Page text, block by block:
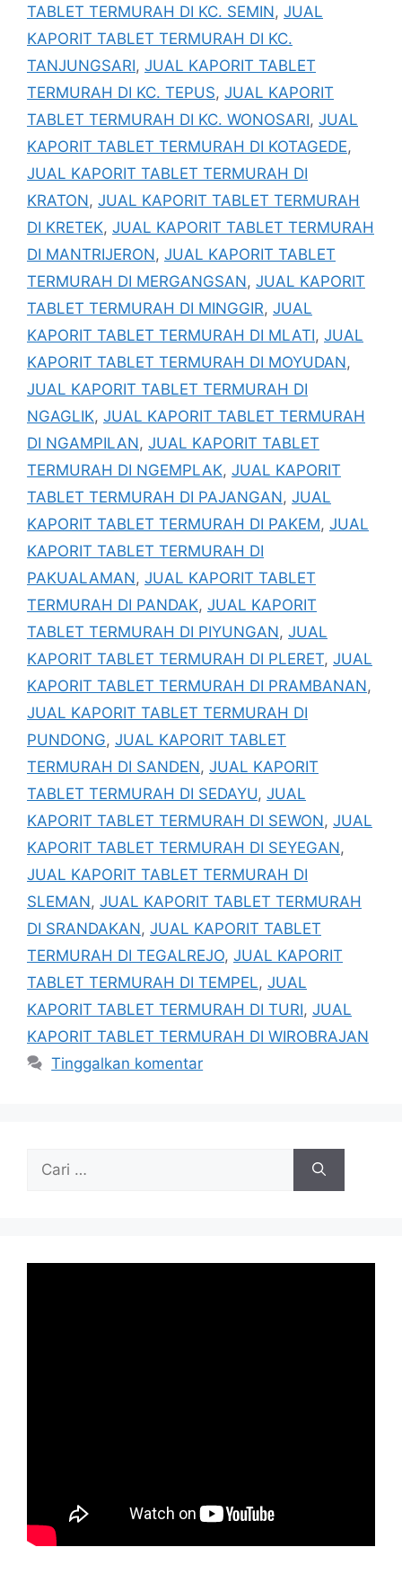
TABLET TERMURAH DI KC. SEMIN, JUAL
KAPORIT TABLET TERMURAH DI KC.
TANJUNGSARI, JUAL KAPORIT TABLET
TERMURAH DI KC. TEPUS, JUAL KAPORIT
TABLET TERMURAH DI KC. WONOSARI, JUAL
KAPORIT TABLET TERMURAH DI KOTAGEDE,
JUAL KAPORIT TABLET TERMURAH DI
KRATON, JUAL KAPORIT TABLET TERMURAH
DI KRETEK, JUAL KAPORIT TABLET TERMURAH
DI MANTRIJERON, JUAL KAPORIT TABLET
TERMURAH DI MERGANGSAN, JUAL KAPORIT
TABLET TERMURAH DI MINGGIR, JUAL
KAPORIT TABLET TERMURAH DI MLATI, JUAL
KAPORIT TABLET TERMURAH DI MOYUDAN,
JUAL KAPORIT TABLET TERMURAH DI
NGAGLIK, JUAL KAPORIT TABLET TERMURAH
DI NGAMPILAN, JUAL KAPORIT TABLET
TERMURAH DI NGEMPLAK, JUAL KAPORIT
TABLET TERMURAH DI PAJANGAN, JUAL
KAPORIT TABLET TERMURAH DI PAKEM, JUAL
KAPORIT TABLET TERMURAH DI
PAKUALAMAN, JUAL KAPORIT TABLET
TERMURAH DI PANDAK, JUAL KAPORIT
TABLET TERMURAH DI PIYUNGAN, JUAL
KAPORIT TABLET TERMURAH DI PLERET, JUAL
KAPORIT TABLET TERMURAH DI PRAMBANAN,
JUAL KAPORIT TABLET TERMURAH DI
PUNDONG, JUAL KAPORIT TABLET
TERMURAH DI SANDEN, JUAL KAPORIT
TABLET TERMURAH DI SEDAYU, JUAL
KAPORIT TABLET TERMURAH DI SEWON, JUAL
KAPORIT TABLET TERMURAH DI SEYEGAN,
JUAL KAPORIT TABLET TERMURAH DI
SLEMAN, JUAL KAPORIT TABLET TERMURAH
DI SRANDAKAN, JUAL KAPORIT TABLET
TERMURAH DI TEGALREJO, JUAL KAPORIT
TABLET TERMURAH DI TEMPEL, JUAL
KAPORIT TABLET TERMURAH DI TURI, JUAL
KAPORIT TABLET TERMURAH DI WIROBRAJAN
Tinggalkan komentar
untuk: